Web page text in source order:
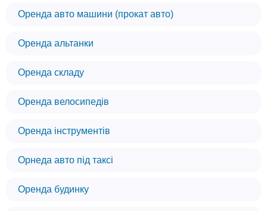
Оренда авто машини (прокат авто)
Оренда альтанки
Оренда складу
Оренда велосипедів
Оренда інструментів
Орнеда авто під таксі
Оренда будинку